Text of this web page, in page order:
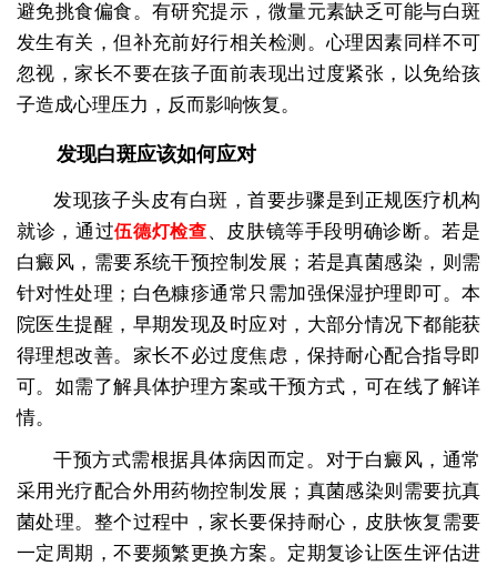
避免挑食偏食。有研究提示，微量元素缺乏可能与白斑
发生有关，但补充前好行相关检测。心理因素同样不可
忽视，家长不要在孩子面前表现出过度紧张，以免给孩
子造成心理压力，反而影响恢复。
发现白斑应该如何应对
发现孩子头皮有白斑，首要步骤是到正规医疗机构
就诊，通过伍德灯检查、皮肤镜等手段明确诊断。若是
白癜风，需要系统干预控制发展；若是真菌感染，则需
针对性处理；白色糠疹通常只需加强保湿护理即可。本
院医生提醒，早期发现及时应对，大部分情况下都能获
得理想改善。家长不必过度焦虑，保持耐心配合指导即
可。如需了解具体护理方案或干预方式，可在线了解详
情。
干预方式需根据具体病因而定。对于白癜风，通常
采用光疗配合外用药物控制发展；真菌感染则需要抗真
菌处理。整个过程中，家长要保持耐心，皮肤恢复需要
一定周期，不要频繁更换方案。定期复诊让医生评估进